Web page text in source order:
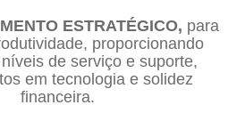
ESTRATÉGICO, para
proporcionando
de serviço e suporte,
em tecnologia e solidez
financeira.